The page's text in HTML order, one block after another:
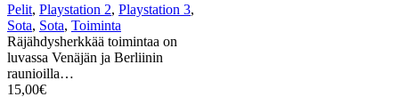
Pelit, Playstation 2, Playstation 3,
Sota, Sota, Toiminta
Räjähdysherkkää toimintaa on
luvassa Venäjän ja Berliinin
raunioilla…
15,00€